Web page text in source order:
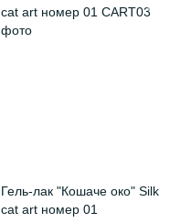
Гель-лак "Кошаче око" Silk
cat art номер 01